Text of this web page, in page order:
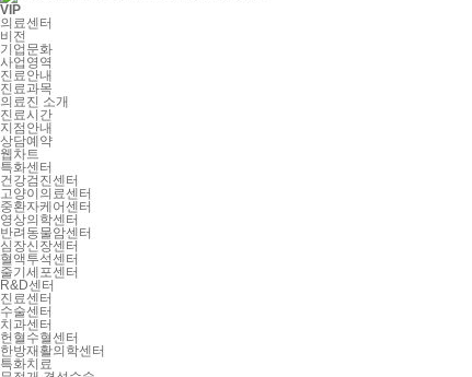
VIP
의료센터
비전
기업문화
사업영역
진료안내
진료과목
의료진 소개
진료시간
지점안내
상담예약
웹차트
특화센터
건강검진센터
고양이의료센터
중환자케어센터
영상의학센터
반려동물암센터
심장신장센터
혈액투석센터
줄기세포센터
R&D센터
진료센터
수술센터
치과센터
헌혈수혈센터
한방재활의학센터
특화치료